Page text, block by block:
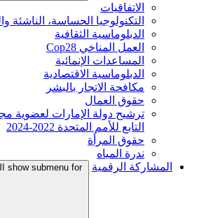
الاتفاقيات
التكنولوجيا الحساسة، الناشئة
الدبلوماسية الثقافية
العمل المناخي Cop28
المساعدات الإنمائية
الدبلوماسية الاقتصادية
مكافحة الاتجار بالبشر
حقوق العمال
ترشيح دولة الإمارات لعضوية
التابع للأمم المتحدة 2022-2024
حقوق المرأة
ندرة المياه
المشاركة الرقمية
show submenu for المشاركة الرقمية